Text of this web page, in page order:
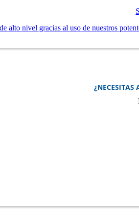
alto nivel gracias al uso de nuestros
¿NECESITAS